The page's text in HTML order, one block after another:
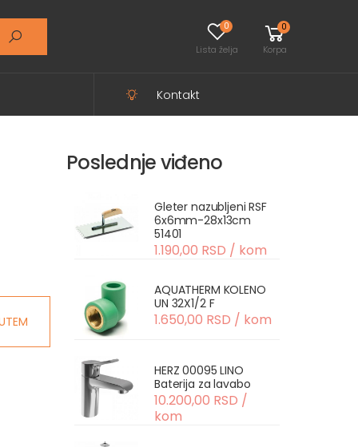
0
Lista želja
0
Korpa
Kontakt
Poslednje viđeno
Gleter nazubljeni RSF
6x6mm-28x13cm
51401
1.190,00 RSD / kom
AQUATHERM KOLENO
UN 32X1/2 F
1.650,00 RSD / kom
HERZ 00095 LINO
Baterija za lavabo
10.200,00 RSD /
kom